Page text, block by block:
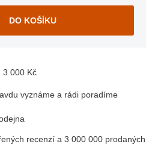
3 000 Kč
vyznáme a rádi poradíme
recenzí a 3 000 000 prodaných